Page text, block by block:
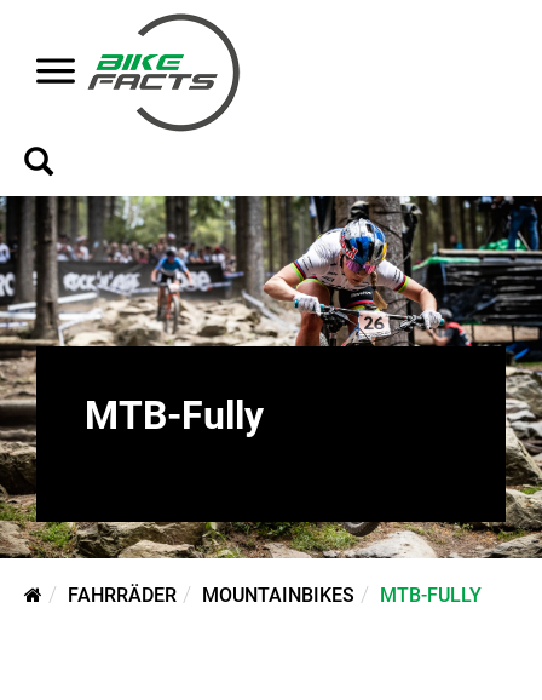
MTB-Fully
FAHRRÄDER MOUNTAINBIKES MTB-FULLY